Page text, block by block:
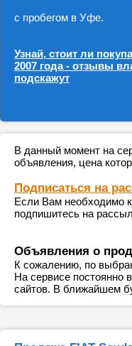
с пробегом в Уфе.
Узнай, стоит ли
2007 года - отзывы
подскажут
В данный момент на
объявления, цена
Подписаться на
Если Вам необходимо
подпишитесь на
Объявления о
К сожалению, по
На сервисе постоянно
сайтов. В ближайшем